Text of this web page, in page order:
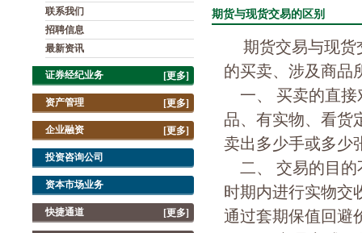
联系我们
招聘信息
最新资讯
[更多]
证券经纪业务
[更多]
资产管理
[更多]
企业融资
投资咨询公司
资本市场业务
[更多]
快捷通道
期货与现货交易的区别
期货交易与现货
的买卖、涉及商品
一、 买卖的直接
品、有实物、看货
卖出多少手或多少
二、 交易的目的
时期内进行实物交
通过套期保值回避